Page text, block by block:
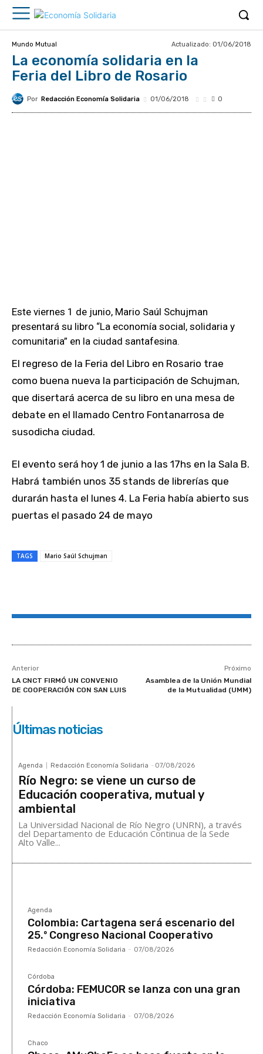
Mundo Mutual Actualizado: 01/06/2018
La economía solidaria en la
Feria del Libro de Rosario
Por Redacción Economía Solidaria 01/06/2018 0
Este viernes 1 de junio, Mario Saúl Schujman
presentará su libro “La economía social, solidaria y
comunitaria” en la ciudad santafesina.
El regreso de la Feria del Libro en Rosario trae
como buena nueva la participación de Schujman,
que disertará acerca de su libro en una mesa de
debate en el llamado Centro Fontanarrosa de
susodicha ciudad.
El evento será hoy 1 de junio a las 17hs en la Sala B.
Habrá también unos 35 stands de librerías que
durarán hasta el lunes 4. La Feria había abierto sus
puertas el pasado 24 de mayo
TAGS Mario Saúl Schujman
Anterior
LA CNCT FIRMÓ UN CONVENIO
DE COOPERACIÓN CON SAN LUIS
Próximo
Asamblea de la Unión Mundial
de la Mutualidad (UMM)
Últimas noticias
Agenda Redacción Economía Solidaria - 07/08/2026
Río Negro: se viene un curso de
Educación cooperativa, mutual y
ambiental
La Universidad Nacional de Río Negro (UNRN), a través
del Departamento de Educación Continua de la Sede
Alto Valle...
Agenda
Colombia: Cartagena será escenario del
25.º Congreso Nacional Cooperativo
Redacción Economía Solidaria - 07/08/2026
Córdoba
Córdoba: FEMUCOR se lanza con una gran
iniciativa
Redacción Economía Solidaria - 07/08/2026
Chaco